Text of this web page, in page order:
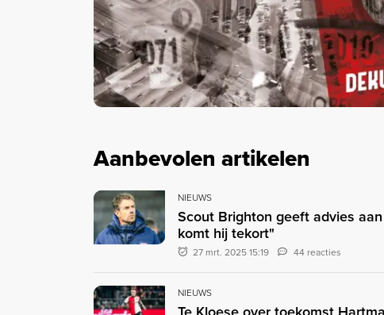
Aanbevolen artikelen
NIEUWS
Scout Brighton geeft advies
komt hij tekort"
27 mrt. 2025 15:19 44 reacties
NIEUWS